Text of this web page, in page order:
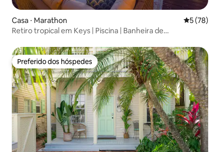
Casa ⋅ Marathon 5 de uma
5 (78)
Retiro tropical em Keys | Piscina | Banheira de
Preferido dos hóspedes
Preferido dos hóspedes